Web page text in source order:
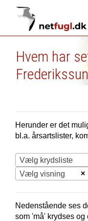
Hvem har
Herunder er det
bl.a. årsartslister,
Vælg krydsliste
×
Vælg visning
Nedenstående ses
som 'må' krydses og